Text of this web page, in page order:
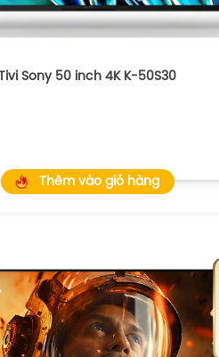
Tivi Sony 50 inch 4K K-50S30
Thêm vào giỏ hàng